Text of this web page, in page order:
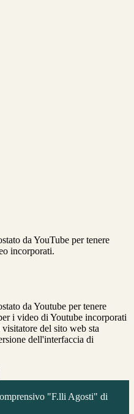
da YouTube per tenere
incorporati.
da Youtube per tenere
i video di Youtube incorporati
del sito web sta
dell'interfaccia di
"F.lli Agosti" di